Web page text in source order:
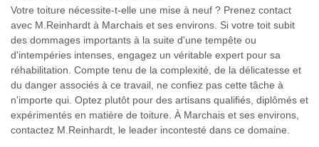
Votre toiture nécessite-t-elle une mise à neuf ? Prenez contact
avec M.Reinhardt à Marchais et ses environs. Si votre toit subit
des dommages importants à la suite d'une tempête ou
d'intempéries intenses, engagez un véritable expert pour sa
réhabilitation. Compte tenu de la complexité, de la délicatesse et
du danger associés à ce travail, ne confiez pas cette tâche à
n'importe qui. Optez plutôt pour des artisans qualifiés, diplômés et
expérimentés en matière de toiture. À Marchais et ses environs,
contactez M.Reinhardt, le leader incontesté dans ce domaine.